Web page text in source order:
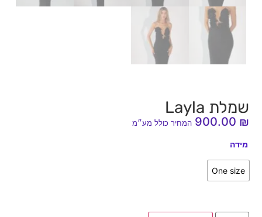
שמלת Layla
900.00 ₪ המחיר כולל מע״מ
מידה
One size